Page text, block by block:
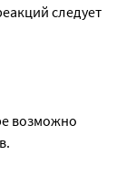
следует
возможно